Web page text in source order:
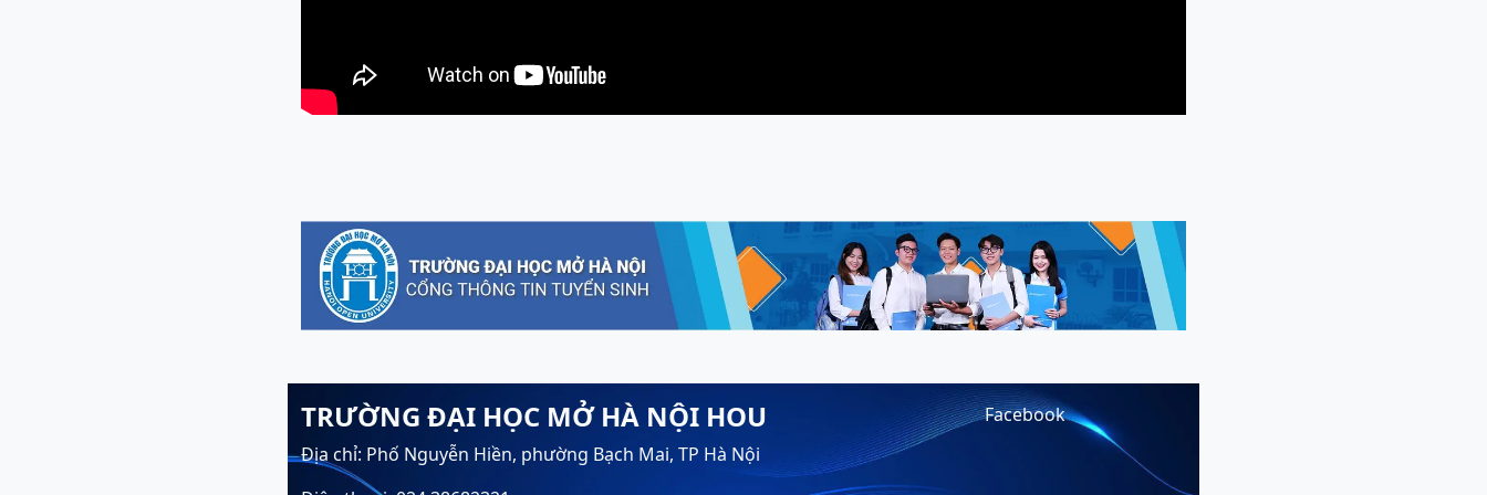
TRƯỜNG ĐẠI HỌC MỞ HÀ NỘI HOU
Địa chỉ: Phố Nguyễn Hiền, phường Bạch Mai, TP Hà Nội
Facebook